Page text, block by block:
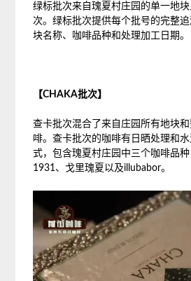
绿标批次来自瑰夏村庄园的单一地
次。绿标批次提供每个批号的完整
块名称、咖啡品种和处理加工日期。
【CHAKA批次】
查卡批次混合了来自庄园所有地块
啡。查卡批次的咖啡有日晒处理和
式，包含瑰夏村庄园中三个咖啡品
1931、戈里瑰夏以及illubabor。